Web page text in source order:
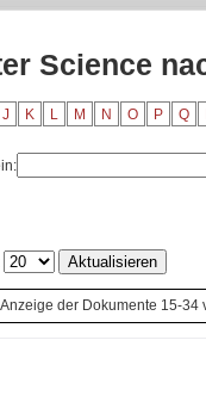
Science
J K L M N O P Q
Anzeige der Dokumente 15-34